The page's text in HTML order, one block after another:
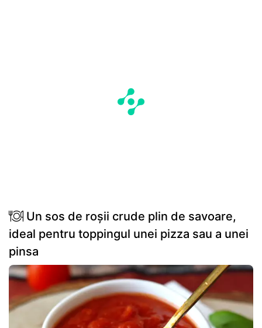
Un sos de roșii crude plin de savoare,
ideal pentru toppingul unei pizza sau a unei
pinsa